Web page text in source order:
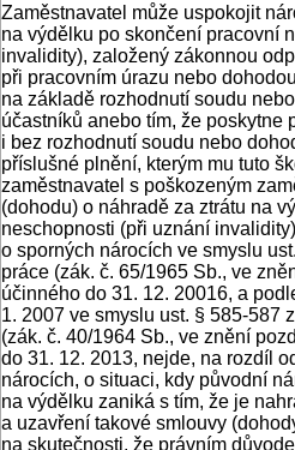
Zaměstnavatel může uspokojit
na výdělku po skončení pracovní
invalidity), založený zákonnou
při pracovním úrazu nebo
na základě rozhodnutí soudu
účastníků anebo tím, že poskytne
i bez rozhodnutí soudu nebo
příslušné plnění, kterým mu tuto
zaměstnavatel s poškozeným
(dohodu) o náhradě za ztrátu na
neschopnosti (při uznání
o sporných nárocích ve smyslu
práce (zák. č. 65/1965 Sb., ve
účinného do 31. 12. 20016, a
1. 2007 ve smyslu ust. § 585-587
(zák. č. 40/1964 Sb., ve znění
do 31. 12. 2013, nejde, na rozdíl
nárocích, o situaci, kdy původní
na výdělku zaniká s tím, že je
a uzavření takové smlouvy
na skutečnosti, že právním